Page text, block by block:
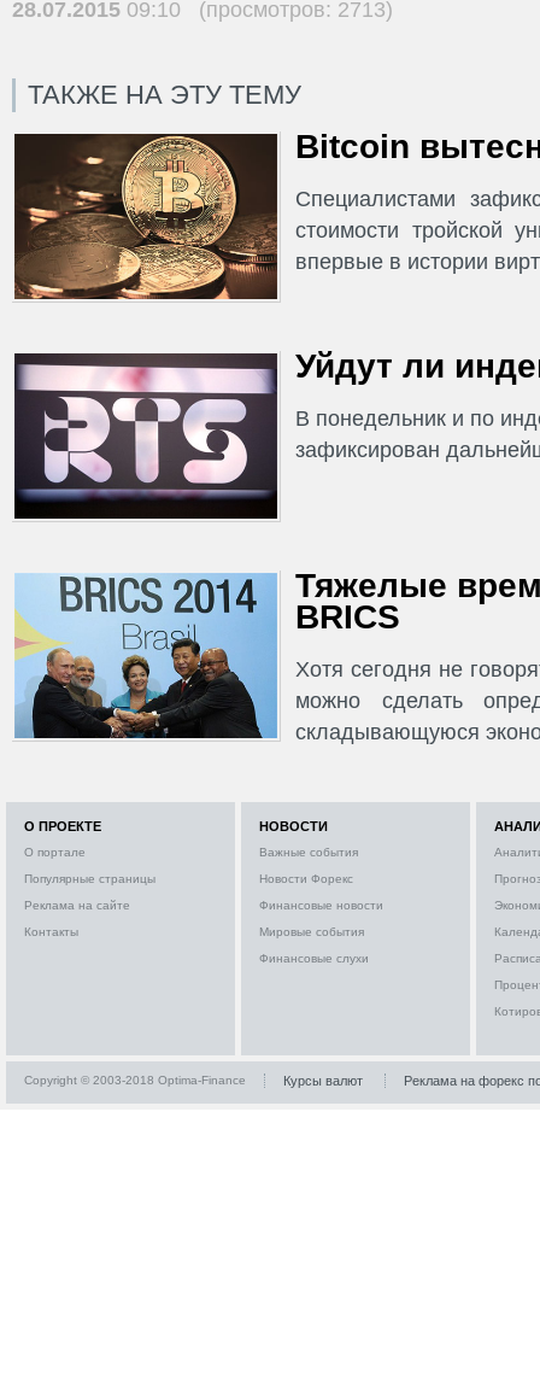
28.07.2015 09:10 (просмотров: 2713)
ТАКЖЕ НА ЭТУ ТЕМУ
Bitcoin
Специалистами
стоимости тройской
впервые в истории
Уйдут ли
В понедельник и по
зафиксирован
Тяжелые
BRICS
Хотя сегодня не
можно сделать
складывающуюся
О ПРОЕКТЕ
О портале
Популярные страницы
Реклама на сайте
Контакты
НОВОСТИ
Важные события
Новости Форекс
Финансовые новости
Мировые события
Финансовые слухи
Copyright © 2003-2018 Optima-Finance Курсы валют Реклама на форекс